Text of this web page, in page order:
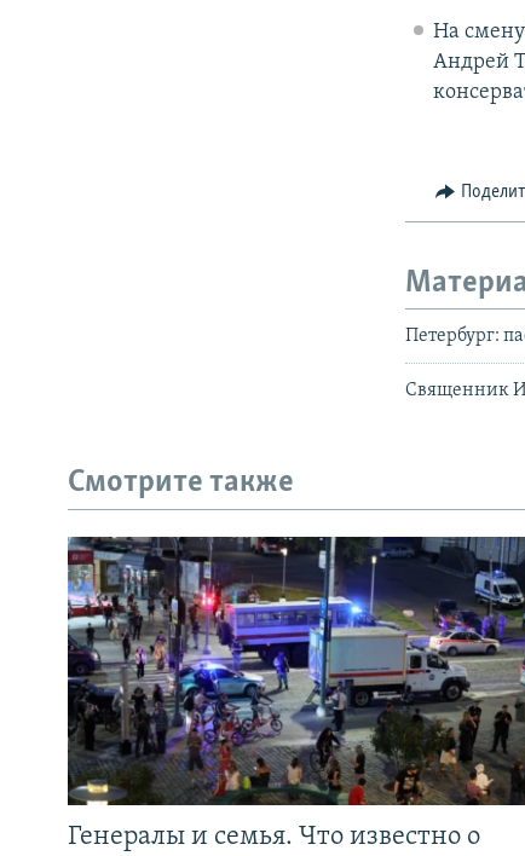
На
Андрей
Петербург:
Священник
Смотрите также
Генералы и семья. Что известно о